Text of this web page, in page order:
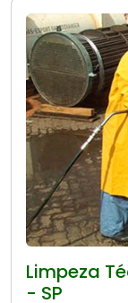
Limpeza
- SP